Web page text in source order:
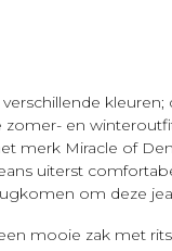
zomer- en
merk Miracle of
uiterst
om deze
mooie zak met